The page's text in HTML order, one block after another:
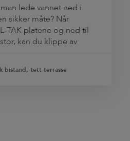
lede vannet ned i
sikker måte? Når
TAK platene og ned til
kan du klippe av
den ned mot
løsningen stjeler litt
bistand, tett terrasse